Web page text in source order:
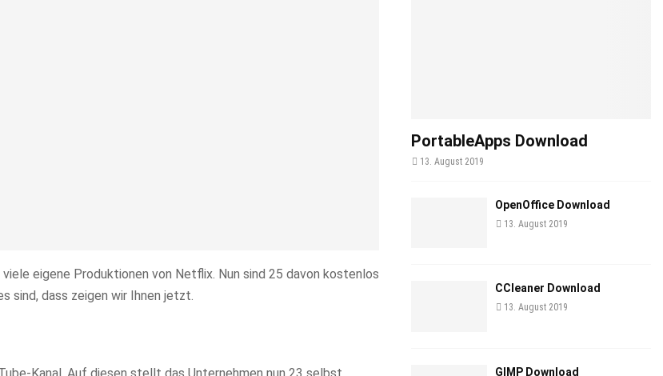
eigene Produktionen von Netflix. Nun sind 25 davon kostenlos
sind, dass zeigen wir Ihnen jetzt.
PortableApps Download
13. August 2019
OpenOffice Download
13. August 2019
CCleaner Download
13. August 2019
GIMP Download